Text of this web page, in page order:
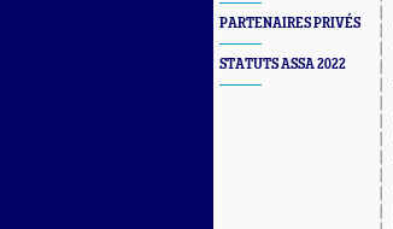
PARTENAIRES PRIVÉS
STATUTS ASSA 2022